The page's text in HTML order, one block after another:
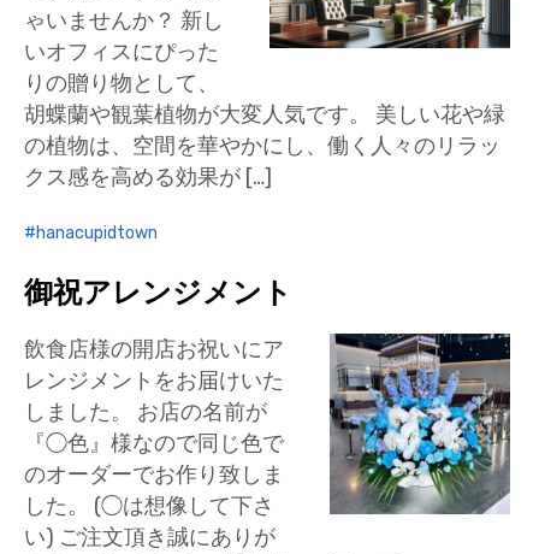
ゃいませんか？ 新し
いオフィスにぴった
りの贈り物として、
胡蝶蘭や観葉植物が大変人気です。 美しい花や緑
の植物は、空間を華やかにし、働く人々のリラッ
クス感を高める効果が […]
hanacupidtown
御祝アレンジメント
飲食店様の開店お祝いにア
レンジメントをお届けいた
しました。 お店の名前が
『◯色』様なので同じ色で
のオーダーでお作り致しま
した。 (◯は想像して下さ
い) ご注文頂き誠にありが